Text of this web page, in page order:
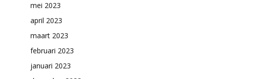
mei 2023
april 2023
maart 2023
februari 2023
januari 2023